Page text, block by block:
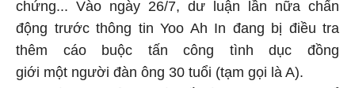
chứng... Vào ngày 26/7, dư luận lần nữa chấn
động trước thông tin Yoo Ah In đang bị điều tra
thêm cáo buộc tấn công tình dục đồng
giới một người đàn ông 30 tuổi (tạm gọi là A).